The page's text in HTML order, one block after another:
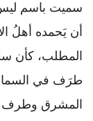
سميت باسم ليس
المطلب، كأن
طرَف في
المشرق وطرف